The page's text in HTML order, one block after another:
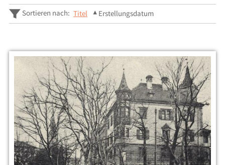
Sortieren nach: Titel Erstellungsdatum